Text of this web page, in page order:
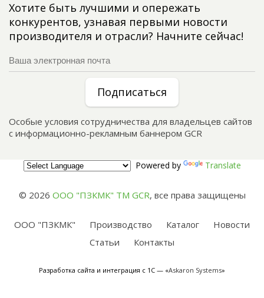
Хотите быть лучшими и опережать
конкурентов, узнавая первыми новости
производителя и отрасли? Начните сейчас!
Подписаться
Особые условия сотрудничества для владельцев сайтов
с информационно-рекламным баннером GCR
Powered by Translate
© 2026 ООО "ПЗКМК" TM GCR, все права защищены
ООО "ПЗКМК" Производство Каталог
Новости
Статьи
Контакты
Разработка сайта и интеграция с 1С — «Askaron Systems»